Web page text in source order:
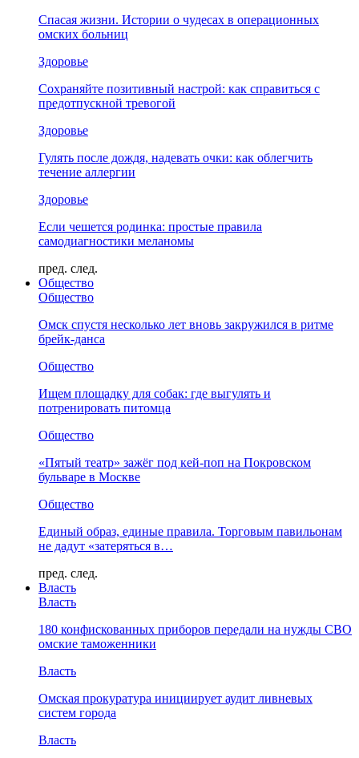
Спасая жизни. Истории о чудесах в операционных
омских больниц
Здоровье
Сохраняйте позитивный настрой: как справиться с
предотпускной тревогой
Здоровье
Гулять после дождя, надевать очки: как облегчить
течение аллергии
Здоровье
Если чешется родинка: простые правила
самодиагностики меланомы
пред. след.
Общество
Общество
Омск спустя несколько лет вновь закружился в ритме
брейк-данса
Общество
Ищем площадку для собак: где выгулять и
потренировать питомца
Общество
«Пятый театр» зажёг под кей-поп на Покровском
бульваре в Москве
Общество
Единый образ, единые правила. Торговым павильонам
не дадут «затеряться в…
пред. след.
Власть
Власть
180 конфискованных приборов передали на нужды СВО
омские таможенники
Власть
Омская прокуратура инициирует аудит ливневых
систем города
Власть